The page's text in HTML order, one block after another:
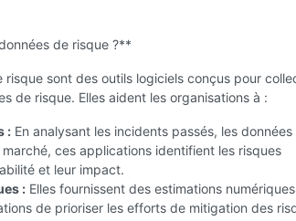
de risque ?**
sont des outils logiciels conçus pour
de risque. Elles aident les organisations à :
: En analysant les incidents passés, les données
ces applications identifient les risques
et leur impact.
: Elles fournissent des estimations
de prioriser les efforts de mitigation des